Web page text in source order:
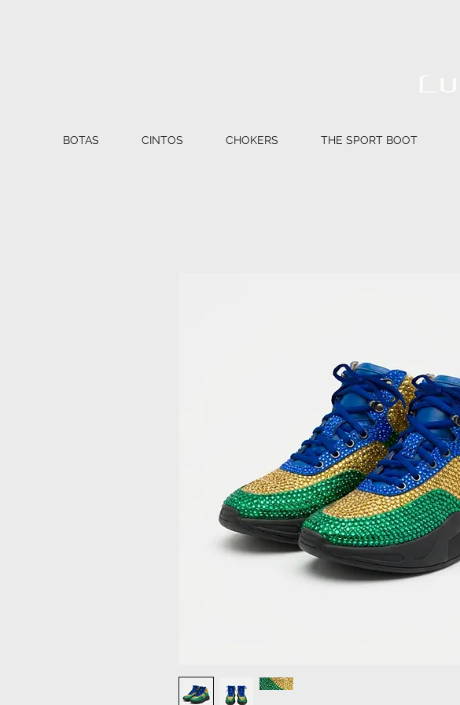
BOTAS CINTOS CHOKERS THE SPORT BOOT